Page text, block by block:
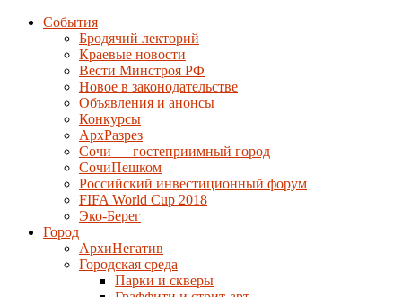
События
Бродячий лекторий
Краевые новости
Вести Минстроя РФ
Новое в законодательстве
Объявления и анонсы
Конкурсы
АрхРазрез
Сочи — гостеприимный город
СочиПешком
Российский инвестиционный форум
FIFA World Cup 2018
Эко-Берег
Город
АрхиНегатив
Городская среда
Парки и скверы